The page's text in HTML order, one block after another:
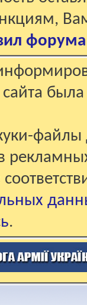
форума
файлы
.